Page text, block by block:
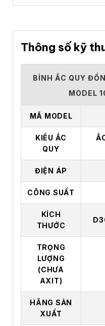
Thông số kỹ
BÌNH ẮC QUY
MODEL
MÃ MODEL
KIỂU ẮC
QUY
ĐIỆN ÁP
CÔNG SUẤT
KÍCH
THƯỚC
TRỌNG
LƯỢNG
(CHƯA
AXIT)
HÃNG SẢN
XUẤT